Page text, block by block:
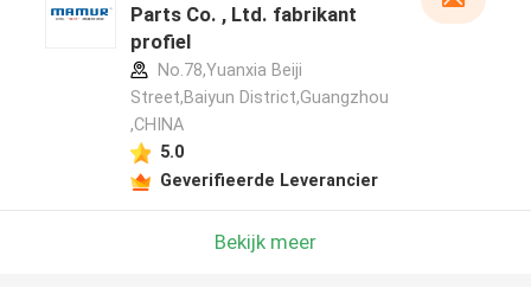
Parts Co. , Ltd. fabrikant
profiel
No.78,Yuanxia Beiji
Street,Baiyun District,Guangzhou
,CHINA
5.0
Geverifieerde Leverancier
Bekijk meer